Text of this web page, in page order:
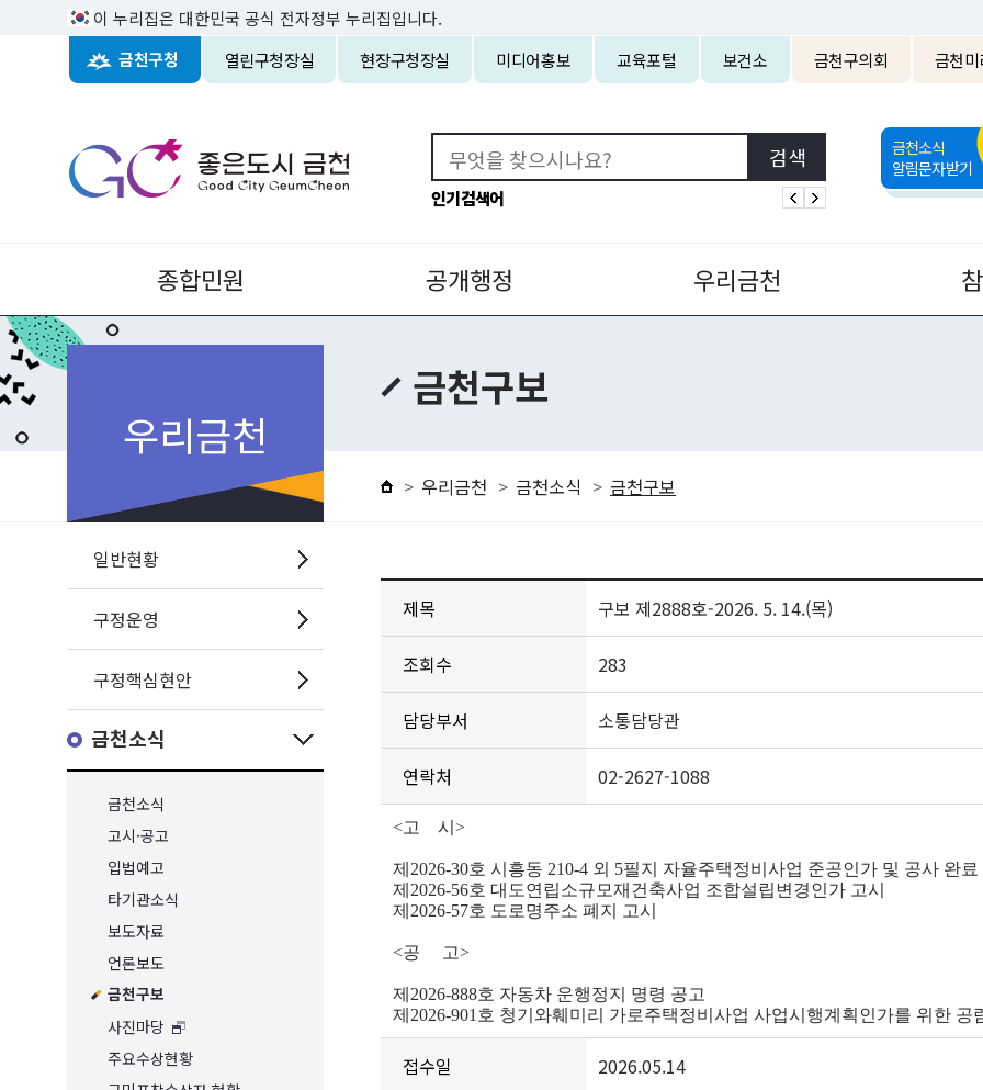
이 누리집은 대한민국 공식 전자정부 누리집입니다.
금천구청 열린구청장실 현장구청장실 미디어홍보 교육포털 보건소 금천구의회 금천
인기검색어
금천소식
알림문자받기
종합민원 공개행정 우리금천
우리금천
일반현황
구정운영
구정핵심현안
금천소식
금천소식
고시·공고
입법예고
타기관소식
보도자료
언론보도
금천구보
사진마당
주요수상현황
금천구보
우리금천 금천소식 금천구보
제목 구보 제2888호-2026. 5. 14.(목)
조회수 283
담당부서 소통담당관
연락처 02-2627-1088
<고 시>
제2026-30호 시흥동 210-4 외 5필지 자율주택정비사업 준공인가 및 공사 완료
제2026-56호 대도연립소규모재건축사업 조합설립변경인가 고시
제2026-57호 도로명주소 폐지 고시
<공 고>
제2026-888호 자동차 운행정지 명령 공고
제2026-901호 청기와훼미리 가로주택정비사업 사업시행계획인가를 위한 공
접수일 2026.05.14